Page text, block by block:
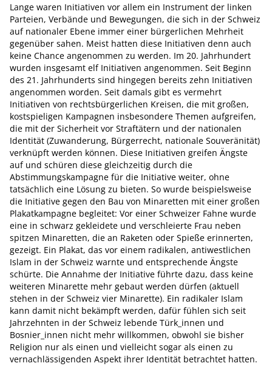
Lange waren Initiativen vor allem ein Instrument der linken
Parteien, Verbände und Bewegungen, die sich in der Schweiz
auf nationaler Ebene immer einer bürgerlichen Mehrheit
gegenüber sahen. Meist hatten diese Initiativen denn auch
keine Chance angenommen zu werden. Im 20. Jahrhundert
wurden insgesamt elf Initiativen angenommen. Seit Beginn
des 21. Jahrhunderts sind hingegen bereits zehn Initiativen
angenommen worden. Seit damals gibt es vermehrt
Initiativen von rechtsbürgerlichen Kreisen, die mit großen,
kostspieligen Kampagnen insbesondere Themen aufgreifen,
die mit der Sicherheit vor Straftätern und der nationalen
Identität (Zuwanderung, Bürgerrecht, nationale Souveränität)
verknüpft werden können. Diese Initiativen greifen Ängste
auf und schüren diese gleichzeitig durch die
Abstimmungskampagne für die Initiative weiter, ohne
tatsächlich eine Lösung zu bieten. So wurde beispielsweise
die Initiative gegen den Bau von Minaretten mit einer großen
Plakatkampagne begleitet: Vor einer Schweizer Fahne wurde
eine in schwarz gekleidete und verschleierte Frau neben
spitzen Minaretten, die an Raketen oder Spieße erinnerten,
gezeigt. Ein Plakat, das vor einem radikalen, antiwestlichen
Islam in der Schweiz warnte und entsprechende Ängste
schürte. Die Annahme der Initiative führte dazu, dass keine
weiteren Minarette mehr gebaut werden dürfen (aktuell
stehen in der Schweiz vier Minarette). Ein radikaler Islam
kann damit nicht bekämpft werden, dafür fühlen sich seit
Jahrzehnten in der Schweiz lebende Türk_innen und
Bosnier_innen nicht mehr willkommen, obwohl sie bisher
Religion nur als einen und vielleicht sogar als einen zu
vernachlässigenden Aspekt ihrer Identität betrachtet hatten.